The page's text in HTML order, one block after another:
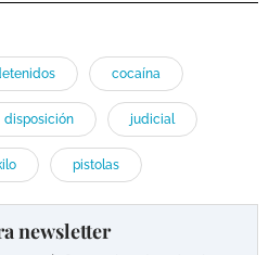
cocaína
disposición judicial
pistolas
newsletter